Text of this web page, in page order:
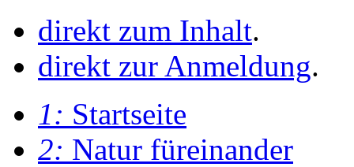
direkt zum Inhalt.
direkt zur Anmeldung.
1: Startseite
2: Natur füreinander